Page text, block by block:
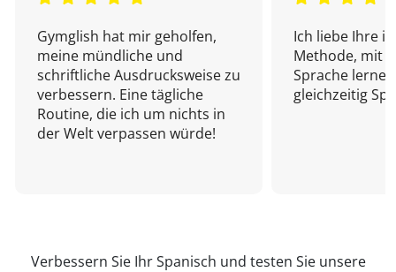
Gymglish hat mir geholfen,
meine mündliche und
schriftliche Ausdrucksweise zu
verbessern. Eine tägliche
Routine, die ich um nichts in
der Welt verpassen würde!
Ich liebe Ihre
Methode, mit
Sprache
gleichzeitig
Verbessern Sie Ihr Spanisch und testen Sie unsere